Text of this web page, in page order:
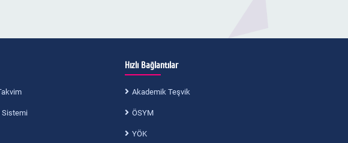
Sistemi
Hızlı Bağlantılar
Akademik Teşvik
ÖSYM
YÖK